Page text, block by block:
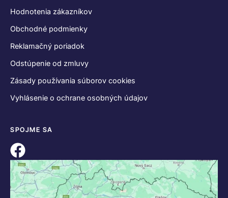
Hodnotenia zákazníkov
Obchodné podmienky
Reklamačný poriadok
Odstúpenie od zmluvy
Zásady používania súborov cookies
Vyhlásenie o ochrane osobných údajov
SPOJME SA